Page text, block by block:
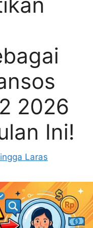
2026
Ini!
Laras